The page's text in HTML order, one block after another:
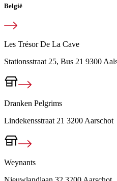
België
Les Trésor De La Cave
Stationsstraat 25, Bus 21 9300
Dranken Pelgrims
Lindekensstraat 21 3200 Aarschot
Weynants